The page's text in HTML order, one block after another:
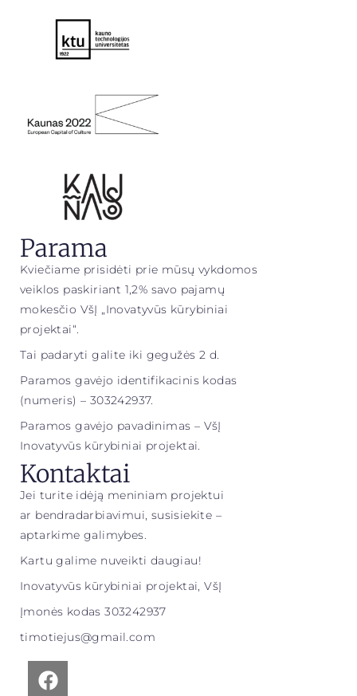
Parama
Kviečiame prisidėti prie mūsų vykdomos
veiklos paskiriant 1,2% savo pajamų
mokesčio VšĮ „Inovatyvūs kūrybiniai
projektai“.
Tai padaryti galite iki gegužės 2 d.
Paramos gavėjo identifikacinis kodas
(numeris) – 303242937.
Paramos gavėjo pavadinimas – VšĮ
Inovatyvūs kūrybiniai projektai.
Kontaktai
Jei turite idėją meniniam projektui
ar bendradarbiavimui, susisiekite –
aptarkime galimybes.
Kartu galime nuveikti daugiau!
Inovatyvūs kūrybiniai projektai, VšĮ
Įmonės kodas 303242937
timotiejus@gmail.com